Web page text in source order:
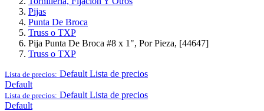
Pijas
Punta De Broca
Truss o TXP
Pija Punta De Broca #8 x 1", Por Pieza, [44647]
Truss o TXP
Lista de precios: Default Lista de precios
Default
Lista de precios: Default Lista de precios
Default